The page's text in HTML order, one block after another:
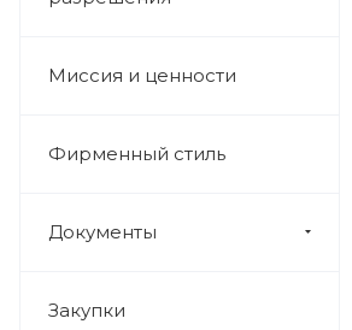
Миссия и ценности
Фирменный стиль
Документы
Закупки